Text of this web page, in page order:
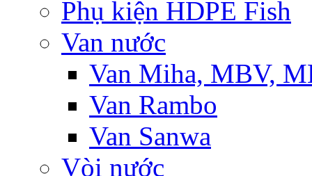
Phụ kiện HDPE Fish
Van nước
Van Miha, MBV,
Van Rambo
Van Sanwa
Vòi nước